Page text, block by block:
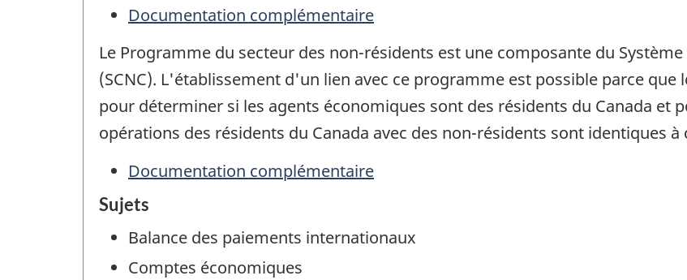
Documentation complémentaire
Le Programme du secteur des non-résidents est une composante du
(SCNC). L'établissement d'un lien avec ce programme est possible parce
pour déterminer si les agents économiques sont des résidents du Canada et
opérations des résidents du Canada avec des non-résidents sont identiques à
Documentation complémentaire
Sujets
Balance des paiements internationaux
Comptes économiques